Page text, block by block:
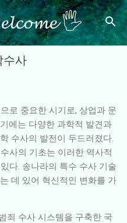
건너뛰기 🖐
수사
로 중요한 시기로, 상업과 문
에는 다양한 과학적 발견과
수사의 발전이 두드러졌다.
사의 기초는 이러한 역사적
다. 송나라의 특수 수사 기술
데 있어 혁신적인 변화를 가
죄 수사 시스템을 구축한 국